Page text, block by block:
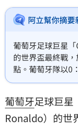
阿立幫你摘要
葡萄牙足球巨星
的世界盃最終戰
點。葡萄牙隊以0
終場哨響後，41
「Portugal
測。
葡萄牙足球巨星
Ronaldo）的世